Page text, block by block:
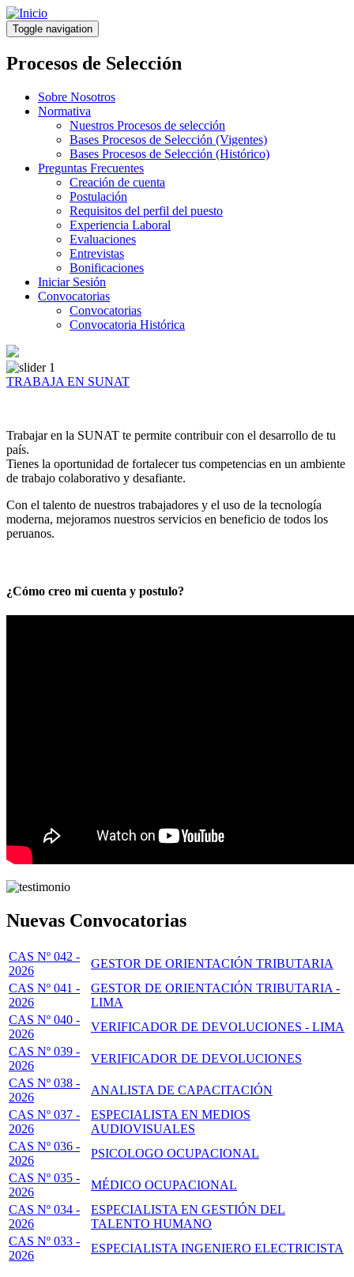
Pasar
al
contenido
principal
Toggle navigation
Procesos de Selección
Sobre Nosotros
Normativa
Nuestros Procesos de selección
Bases Procesos de Selección (Vigentes)
Bases Procesos de Selección (Histórico)
Preguntas Frecuentes
Creación de cuenta
Postulación
Requisitos del perfil del puesto
Experiencia Laboral
Evaluaciones
Entrevistas
Bonificaciones
Iniciar Sesión
Convocatorias
Convocatorias
Convocatoria Histórica
TRABAJA EN SUNAT
Trabajar en la SUNAT te permite contribuir con el desarrollo de tu
país.
Tienes la oportunidad de fortalecer tus competencias en un ambiente
de trabajo colaborativo y desafiante.
Con el talento de nuestros trabajadores y el uso de la tecnología
moderna, mejoramos nuestros servicios en beneficio de todos los
peruanos.
¿Cómo creo mi cuenta y postulo?
Nuevas Convocatorias
CAS Nº 042 -
2026
GESTOR DE ORIENTACIÓN TRIBUTARIA
CAS Nº 041 -
2026
GESTOR DE ORIENTACIÓN TRIBUTARIA -
LIMA
CAS Nº 040 -
2026
VERIFICADOR DE DEVOLUCIONES - LIMA
CAS Nº 039 -
2026
VERIFICADOR DE DEVOLUCIONES
CAS Nº 038 -
2026
ANALISTA DE CAPACITACIÓN
CAS Nº 037 -
2026
ESPECIALISTA EN MEDIOS
AUDIOVISUALES
CAS Nº 036 -
2026
PSICOLOGO OCUPACIONAL
CAS Nº 035 -
2026
MÉDICO OCUPACIONAL
CAS Nº 034 -
2026
ESPECIALISTA EN GESTIÓN DEL
TALENTO HUMANO
CAS Nº 033 -
2026
ESPECIALISTA INGENIERO ELECTRICISTA